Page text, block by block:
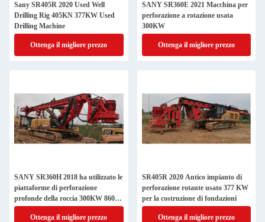
Sany SR405R 2020 Used Well
Drilling Rig 405KN 377KW Used
Drilling Machine
Ottenga il migliore prezzo
SANY SR360E 2021 Macchina per
perforazione a rotazione usata
300KW
Ottenga il migliore prezzo
SANY SR360H 2018 ha utilizzato le
piattaforme di perforazione
profonde della roccia 300KW 8600
ore lavorate
Ottenga il migliore prezzo
SR405R 2020 Antico impianto di
perforazione rotante usato 377 KW
per la costruzione di fondazioni
Ottenga il migliore prezzo